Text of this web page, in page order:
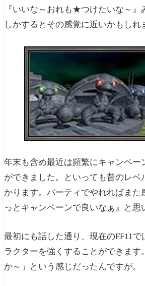
『いいな～おれも★つけたいな～』
しかするとその感覚に近いかもしれ
年末も含め最近は頻繁にキャンペ
ができました。といっても昔のレ
かります。パーティでやれればま
っとキャンペーンで良いなぁ』と思
最初にも話した通り、現在のFF11
ラクターを強くすることができま
か～」という感じだったんですが。